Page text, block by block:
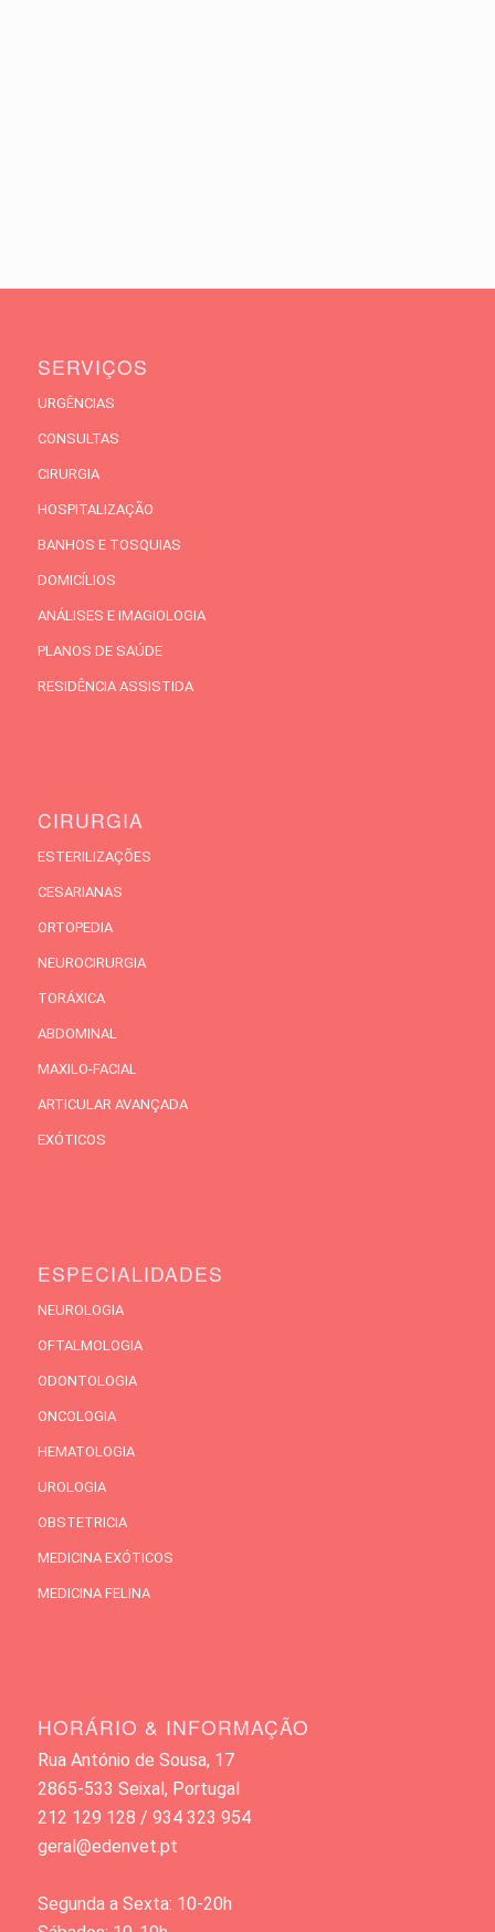
SERVIÇOS
URGÊNCIAS
CONSULTAS
CIRURGIA
HOSPITALIZAÇÃO
BANHOS E TOSQUIAS
DOMICÍLIOS
ANÁLISES E IMAGIOLOGIA
PLANOS DE SAÚDE
RESIDÊNCIA ASSISTIDA
CIRURGIA
ESTERILIZAÇÕES
CESARIANAS
ORTOPEDIA
NEUROCIRURGIA
TORÁXICA
ABDOMINAL
MAXILO-FACIAL
ARTICULAR AVANÇADA
EXÓTICOS
ESPECIALIDADES
NEUROLOGIA
OFTALMOLOGIA
ODONTOLOGIA
ONCOLOGIA
HEMATOLOGIA
UROLOGIA
OBSTETRICIA
MEDICINA EXÓTICOS
MEDICINA FELINA
HORÁRIO & INFORMAÇÃO
Rua António de Sousa, 17
2865-533 Seixal, Portugal
212 129 128 / 934 323 954
geral@edenvet.pt
Segunda a Sexta: 10-20h